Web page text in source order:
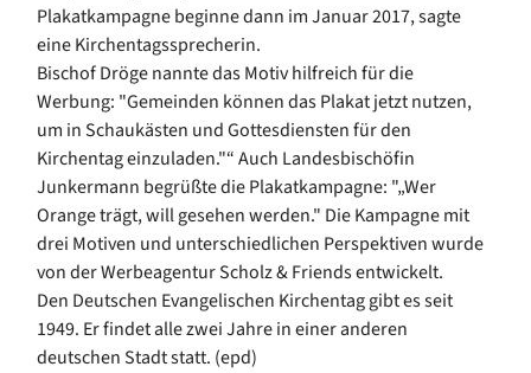
Plakatkampagne beginne dann im Januar 2017, sagte
eine Kirchentagssprecherin.
Bischof Dröge nannte das Motiv hilfreich für die
Werbung: "Gemeinden können das Plakat jetzt nutzen,
um in Schaukästen und Gottesdiensten für den
Kirchentag einzuladen."“ Auch Landesbischöfin
Junkermann begrüßte die Plakatkampagne: "„Wer
Orange trägt, will gesehen werden." Die Kampagne mit
drei Motiven und unterschiedlichen Perspektiven wurde
von der Werbeagentur Scholz & Friends entwickelt.
Den Deutschen Evangelischen Kirchentag gibt es seit
1949. Er findet alle zwei Jahre in einer anderen
deutschen Stadt statt. (epd)